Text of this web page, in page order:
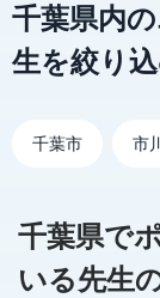
千葉県内
生を絞り
千葉市 市
千葉県で
いる先生